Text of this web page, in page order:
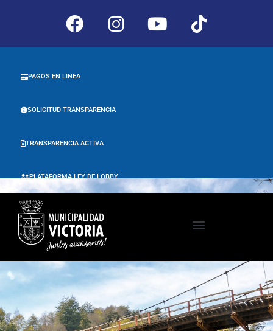
PLATAFORMA LEY DE LOBBY
TRANSPARENCIA ACTIVA
SOLICITUD TRANSPARENCIA
PAGOS EN LINEA